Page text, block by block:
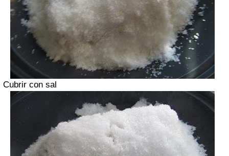
Cubrir con sal